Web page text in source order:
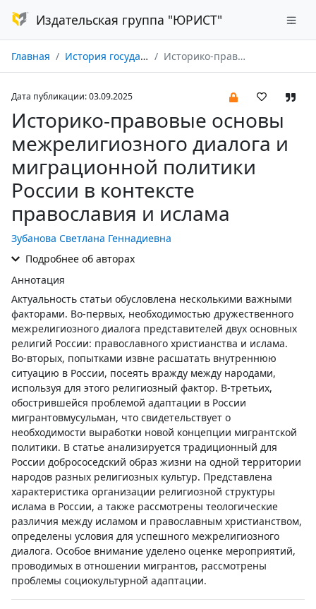
Издательская группа "ЮРИСТ"
Главная История государства и права № 09/2025 Историко-правовые основы межрелигиозного диалога и миграционной политики России в контексте православия и ислама
Дата публикации: 03.09.2025
Историко-правовые основы
межрелигиозного диалога и
миграционной политики
России в контексте
православия и ислама
Зубанова Светлана Геннадиевна
Подробнее об авторах
Аннотация
Актуальность статьи обусловлена несколькими важными
факторами. Во-первых, необходимостью дружественного
межрелигиозного диалога представителей двух основных
религий России: православного христианства и ислама.
Во-вторых, попытками извне расшатать внутреннюю
ситуацию в России, посеять вражду между народами,
используя для этого религиозный фактор. В-третьих,
обострившейся проблемой адаптации в России
мигрантовмусульман, что свидетельствует о
необходимости выработки новой концепции мигрантской
политики. В статье анализируется традиционный для
России добрососедский образ жизни на одной территории
народов разных религиозных культур. Представлена
характеристика организации религиозной структуры
ислама в России, а также рассмотрены теологические
различия между исламом и православным христианством,
определены условия для успешного межрелигиозного
диалога. Особое внимание уделено оценке мероприятий,
проводимых в отношении мигрантов, рассмотрены
проблемы социокультурной адаптации.